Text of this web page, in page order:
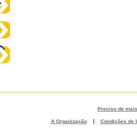
Preciso de
A Organização | Condições de